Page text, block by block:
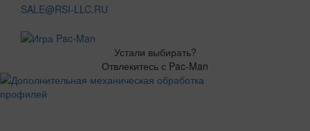
SALE@RSI-LLC.RU
Устали выбирать?
Отвлекитесь с Pac-Man